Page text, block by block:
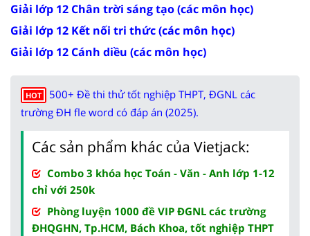
Giải lớp 12 Chân trời sáng tạo (các môn học)
Giải lớp 12 Kết nối tri thức (các môn học)
Giải lớp 12 Cánh diều (các môn học)
HOT
500+ Đề thi thử tốt nghiệp THPT, ĐGNL các
trường ĐH fle word có đáp án (2025).
Các sản phẩm khác của Vietjack:
Combo 3 khóa học Toán - Văn - Anh lớp 1-12
chỉ với 250k
Phòng luyện 1000 đề VIP ĐGNL các trường
ĐHQGHN, Tp.HCM, Bách Khoa, tốt nghiệp THPT